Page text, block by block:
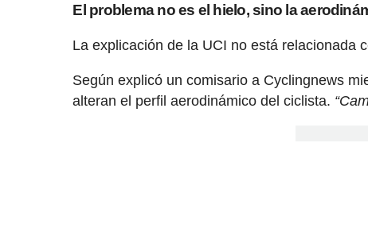
El problema no es el hielo, sino la
La explicación de la UCI no está relacionada
Según explicó un comisario a Cyclingnews
alteran el perfil aerodinámico del ciclista.